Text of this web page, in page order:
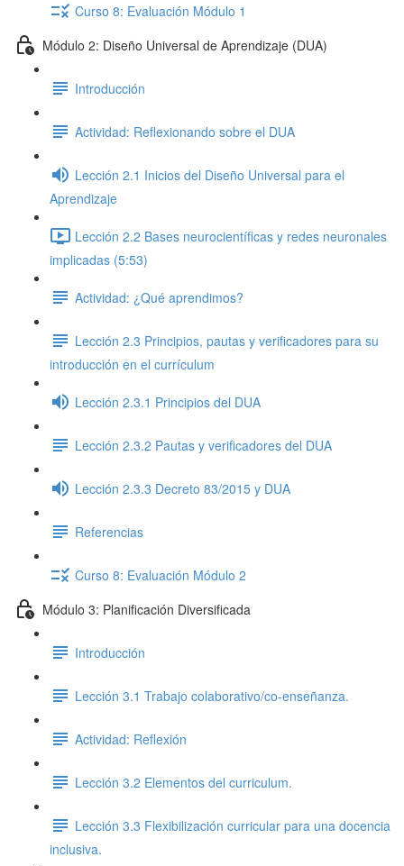
Curso 8: Evaluación Módulo 1
Módulo 2: Diseño Universal de Aprendizaje (DUA)
Introducción
Actividad: Reflexionando sobre el DUA
Lección 2.1 Inicios del Diseño Universal para el
Aprendizaje
Lección 2.2 Bases neurocientíficas y redes neuronales
implicadas (5:53)
Actividad: ¿Qué aprendimos?
Lección 2.3 Principios, pautas y verificadores para su
introducción en el currículum
Lección 2.3.1 Principios del DUA
Lección 2.3.2 Pautas y verificadores del DUA
Lección 2.3.3 Decreto 83/2015 y DUA
Referencias
Curso 8: Evaluación Módulo 2
Módulo 3: Planificación Diversificada
Introducción
Lección 3.1 Trabajo colaborativo/co-enseñanza.
Actividad: Reflexión
Lección 3.2 Elementos del curriculum.
Lección 3.3 Flexibilización curricular para una docencia
inclusiva.